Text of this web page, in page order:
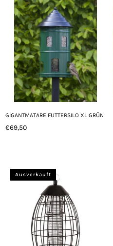
GIGANTMATARE FUTTERSILO XL GRÜN
Normaler
€69,50
Ausverkauft